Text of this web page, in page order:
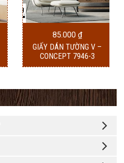
85.000 ₫
GIẤY DÁN TƯỜNG V –
CONCEPT 7946-3